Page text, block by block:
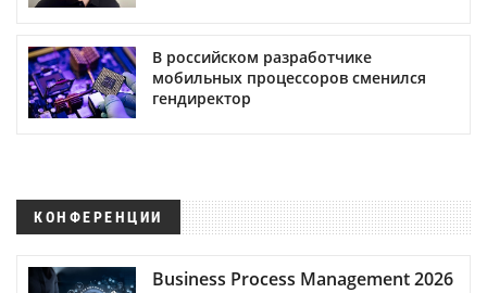
В российском разработчике
мобильных процессоров сменился
гендиректор
КОНФЕРЕНЦИИ
Business Process Management 2026